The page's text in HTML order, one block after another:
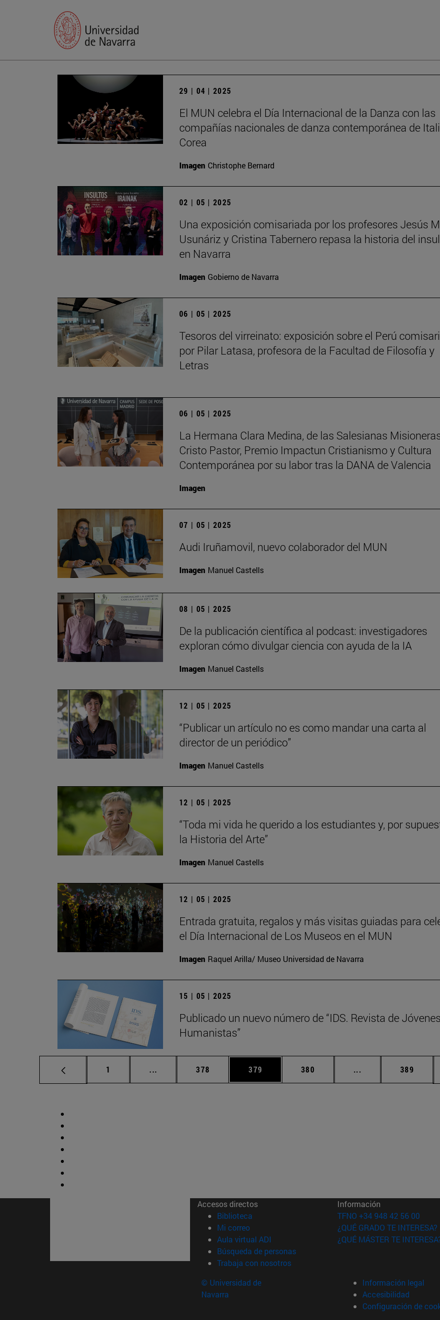
29 | 04 | 2025
El MUN celebra el Día Internacional de la Danza con las
compañías nacionales de danza contemporánea de
Corea
Imagen Christophe Bernard
02 | 05 | 2025
Una exposición comisariada por los profesores Jesús
Usunáriz y Cristina Tabernero repasa la historia del
en Navarra
Imagen Gobierno de Navarra
06 | 05 | 2025
Tesoros del virreinato: exposición sobre el Perú
por Pilar Latasa, profesora de la Facultad de Filosofía y
Letras
06 | 05 | 2025
La Hermana Clara Medina, de las Salesianas
Cristo Pastor, Premio Impactun Cristianismo y Cultura
Contemporánea por su labor tras la DANA de Valencia
Imagen
07 | 05 | 2025
Audi Iruñamovil, nuevo colaborador del MUN
Imagen Manuel Castells
08 | 05 | 2025
De la publicación científica al podcast: investigadores
exploran cómo divulgar ciencia con ayuda de la IA
Imagen Manuel Castells
12 | 05 | 2025
“Publicar un artículo no es como mandar una carta al
director de un periódico”
Imagen Manuel Castells
12 | 05 | 2025
“Toda mi vida he querido a los estudiantes y, por
la Historia del Arte”
Imagen Manuel Castells
12 | 05 | 2025
Entrada gratuita, regalos y más visitas guiadas para
el Día Internacional de Los Museos en el MUN
Imagen Raquel Arilla/ Museo Universidad de Navarra
15 | 05 | 2025
Publicado un nuevo número de “IDS. Revista de Jóvenes
Humanistas”
Página
1 ... Páginas intermedias Use TAB para desplazarse.
Página
378 Página
379 Página
380 ... Páginas intermedias
Página
389
Accesos directos
Biblioteca (abre en nueva ventana)
Mi correo(abre en nueva ventana)
Aula virtual ADI (abre en nueva ventana)
Búsqueda de personas(abre en nueva ventana)
Trabaja con nosotros(abre en nueva ventana)
Información
TFNO +34 948 42 56 00
¿QUÉ GRADO TE INTERESA?
¿QUÉ MÁSTER TE
© Universidad de
Navarra
Información legal
Accesibilidad
Configuración de